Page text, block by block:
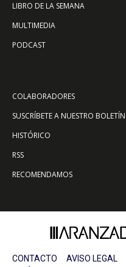
LIBRO DE LA SEMANA
MULTIMEDIA
PODCAST
COLABORADORES
SUSCRÍBETE A NUESTRO BOLETÍN
HISTÓRICO
RSS
RECOMENDAMOS
CONTACTO AVISO LEGAL